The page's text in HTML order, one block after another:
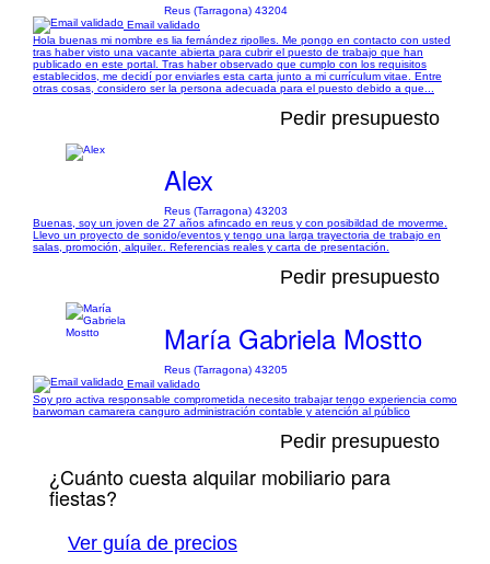
Reus (Tarragona) 43204
Email validado
Hola buenas mi nombre es lia fernández ripolles. Me pongo en contacto con usted
tras haber visto una vacante abierta para cubrir el puesto de trabajo que han
publicado en este portal. Tras haber observado que cumplo con los requisitos
establecidos, me decidí por enviarles esta carta junto a mi currículum vitae. Entre
otras cosas, considero ser la persona adecuada para el puesto debido a que...
Pedir presupuesto
Alex
Reus (Tarragona) 43203
Buenas, soy un joven de 27 años afincado en reus y con posibildad de moverme.
Llevo un proyecto de sonido/eventos y tengo una larga trayectoria de trabajo en
salas, promoción, alquiler.. Referencias reales y carta de presentación.
Pedir presupuesto
María Gabriela Mostto
Reus (Tarragona) 43205
Email validado
Soy pro activa responsable comprometida necesito trabajar tengo experiencia como
barwoman camarera canguro administración contable y atención al público
Pedir presupuesto
¿Cuánto cuesta alquilar mobiliario para
fiestas?
Ver guía de precios